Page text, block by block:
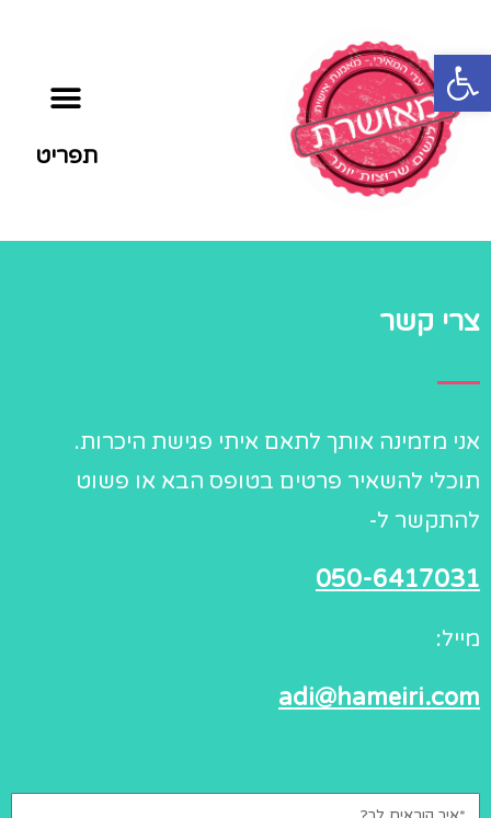
פתח סרגל נגישות
תפריט
צרי קשר
אני מזמינה אותך לתאם איתי פגישת היכרות.
תוכלי להשאיר פרטים בטופס הבא או פשוט
להתקשר ל-
050-6417031
מייל:
adi@hameiri.com